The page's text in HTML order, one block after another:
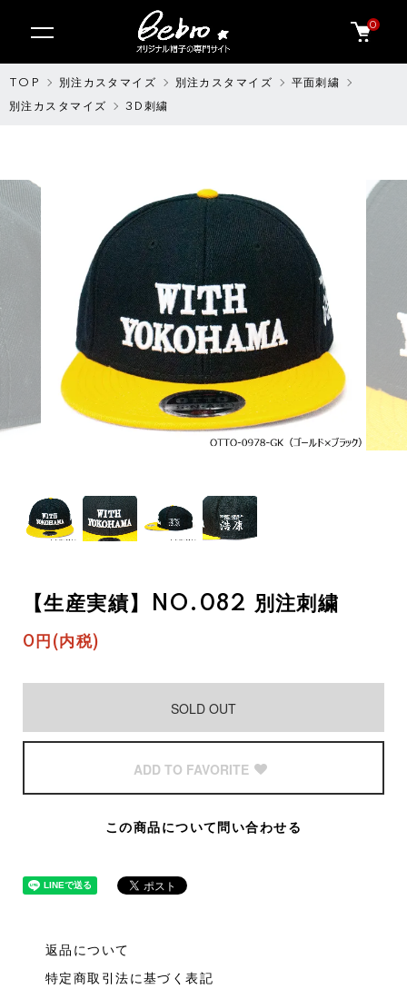
0
TOP 別注カスタマイズ 別注カスタマイズ
平面刺繍
別注カスタマイズ
3D刺繍
【生産実績】NO.082 別注刺繍
0円(内税)
SOLD OUT
ADD TO FAVORITE
この商品について問い合わせる
返品について
特定商取引法に基づく表記